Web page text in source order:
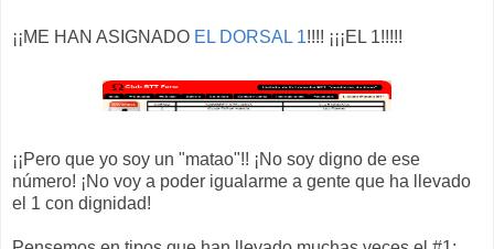
¡¡ME HAN ASIGNADO EL DORSAL 1!!!! ¡¡¡EL 1!!!!!
¡¡Pero que yo soy un "matao"!! ¡No soy digno de ese
número! ¡No voy a poder igualarme a gente que ha llevado
el 1 con dignidad!